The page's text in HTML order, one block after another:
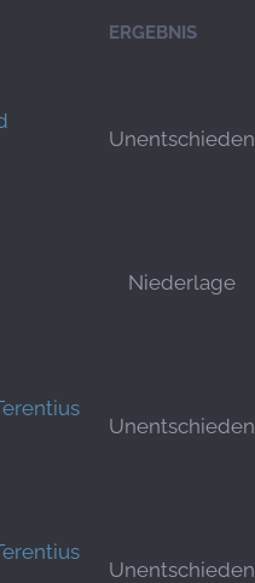
ERGEBNIS
Unentschieden
Niederlage
Unentschieden
Unentschieden